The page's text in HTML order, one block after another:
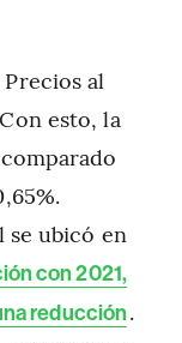
al
esto, la
se ubicó en
con 2021,
reducción.